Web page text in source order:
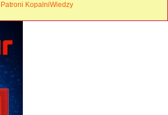
Patroni KopalniWiedzy